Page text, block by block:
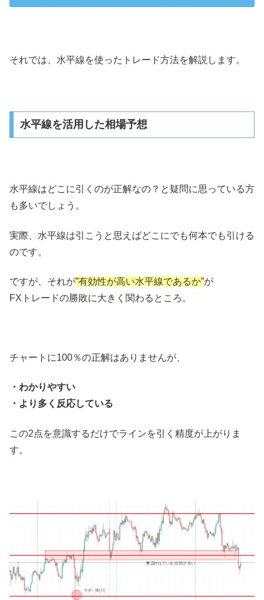
それでは、水平線を使ったトレード方法を解説します。
水平線を活用した相場予想
水平線はどこに引くのが正解なの？と疑問に思っている方
も多いでしょう。
実際、水平線は引こうと思えばどこにでも何本でも引ける
のです。
ですが、それが”有効性が高い水平線であるか”が
FXトレードの勝敗に大きく関わるところ。
チャートに100％の正解はありませんが、
・わかりやすい
・より多く反応している
この2点を意識するだけでラインを引く精度が上がりま
す。